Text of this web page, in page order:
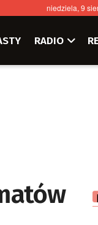
niedziela, 9
RADIO